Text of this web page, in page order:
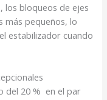
los bloqueos de ejes
más pequeños, lo
estabilizador cuando
del 20 % en el par